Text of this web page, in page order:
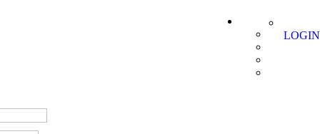
LOGIN